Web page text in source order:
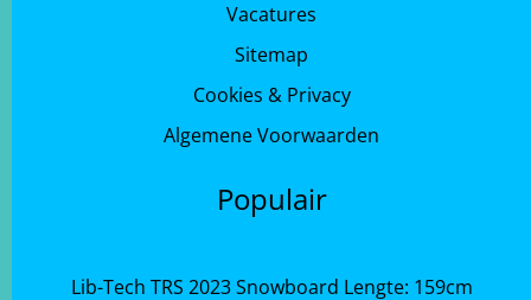
Vacatures
Sitemap
Cookies & Privacy
Algemene Voorwaarden
Populair
Lib-Tech TRS 2023 Snowboard Lengte: 159cm